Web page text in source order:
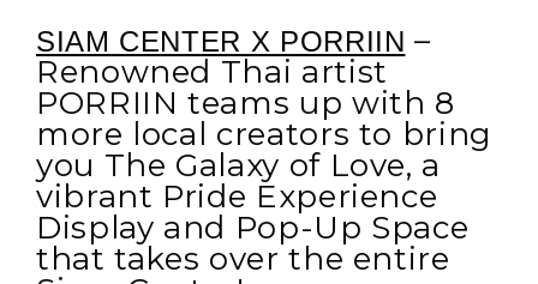
SIAM CENTER X PORRIIN –
Renowned Thai artist
PORRIIN teams up with 8
more local creators to bring
you The Galaxy of Love, a
vibrant Pride Experience
Display and Pop-Up Space
that takes over the entire